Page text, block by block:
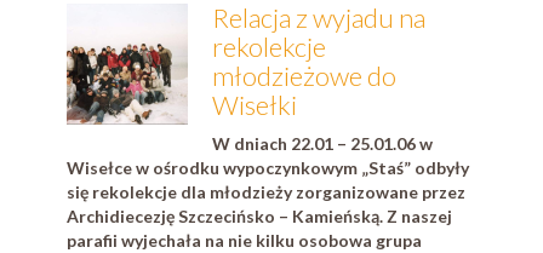
Relacja z wyjadu na
rekolekcje
młodzieżowe do
Wisełki
W dniach 22.01 – 25.01.06 w
Wisełce w ośrodku wypoczynkowym „Staś” odbyły
się rekolekcje dla młodzieży zorganizowane przez
Archidiecezję Szczecińsko – Kamieńską. Z naszej
parafii wyjechała na nie kilku osobowa grupa